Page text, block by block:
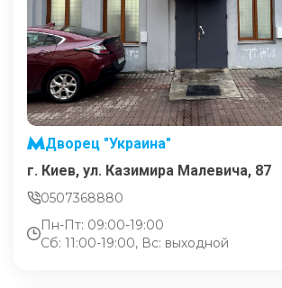
Дворец "Украина"
г. Киев, ул. Казимира Малевича, 87
0507368880
Пн-Пт: 09:00-19:00
Сб: 11:00-19:00, Вс: выходной